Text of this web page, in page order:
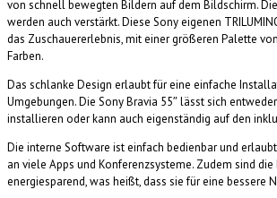
von schnell bewegten Bildern auf dem Bildschirm.
werden auch verstärkt. Diese Sony eigenen
das Zuschauererlebnis, mit einer größeren Palette
Farben.
Das schlanke Design erlaubt für eine einfache
Umgebungen. Die Sony Bravia 55″ lässt sich
installieren oder kann auch eigenständig auf den
Die interne Software ist einfach bedienbar und
an viele Apps und Konferenzsysteme. Zudem sind die
energiesparend, was heißt, dass sie für eine bessere